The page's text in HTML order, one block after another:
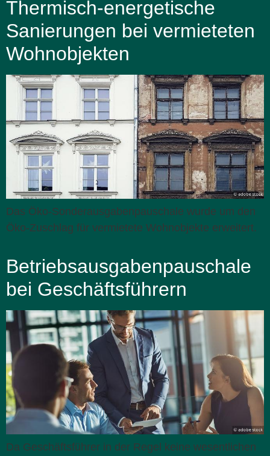
Thermisch-energetische
Sanierungen bei vermieteten
Wohnobjekten
Das Öko-Sonderausgabenpauschale wurde um den
Öko-Zuschlag für vermietete Wohnobjekte erweitert.
Betriebsausgabenpauschale
bei Geschäftsführern
Da Geschäftsführer in der Regel keine wesentlichen